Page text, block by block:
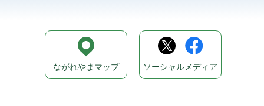
ながれやまマップ ソーシャルメディア